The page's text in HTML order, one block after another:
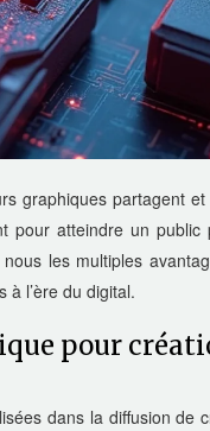
graphiques partagent
pour atteindre un
les multiples
l’ère du digital.
pour
dans la diffusion de